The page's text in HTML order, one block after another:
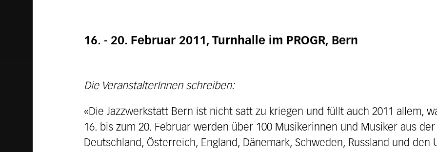
16. - 20. Februar 2011, Turnhalle im PROGR, Bern
Die VeranstalterInnen schreiben:
«Die Jazzwerkstatt Bern ist nicht satt zu kriegen und füllt auch 2011 allem,
16. bis zum 20. Februar werden über 100 Musikerinnen und Musiker aus
Deutschland, Österreich, England, Dänemark, Schweden, Russland und den